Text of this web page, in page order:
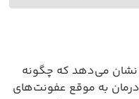
نشان می‌دهد که چگونه
به موقع عفونت‌های